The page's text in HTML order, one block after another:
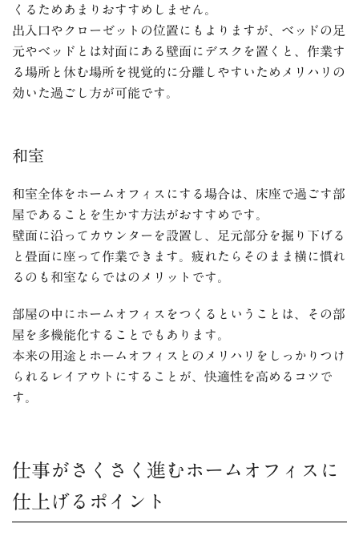
くるためあまりおすすめしません。
出入口やクローゼットの位置にもよりますが、ベッドの足
元やベッドとは対面にある壁面にデスクを置くと、作業す
る場所と休む場所を視覚的に分離しやすいためメリハリの
効いた過ごし方が可能です。
和室
和室全体をホームオフィスにする場合は、床座で過ごす部
屋であることを生かす方法がおすすめです。
壁面に沿ってカウンターを設置し、足元部分を掘り下げる
と畳面に座って作業できます。 疲れたらそのまま横に慣れ
るのも和室ならではのメリットです。
部屋の中にホームオフィスをつくるということは、その部
屋を多機能化することでもあります。
本来の用途とホームオフィスとのメリハリをしっかりつけ
られるレイアウトにすることが、快適性を高めるコツで
す。
仕事がさくさく進むホームオフィスに
仕上げるポイント